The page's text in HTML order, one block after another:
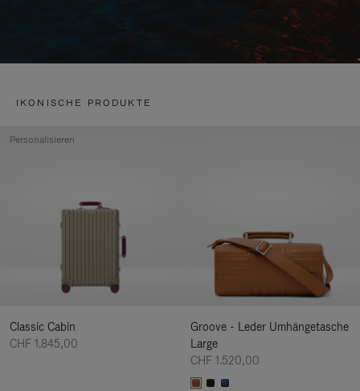
IKONISCHE PRODUKTE
Classic Cabin
CHF 1.845,00
Personalisieren
Groove - Leder Umhängetasche
Large
CHF 1.520,00